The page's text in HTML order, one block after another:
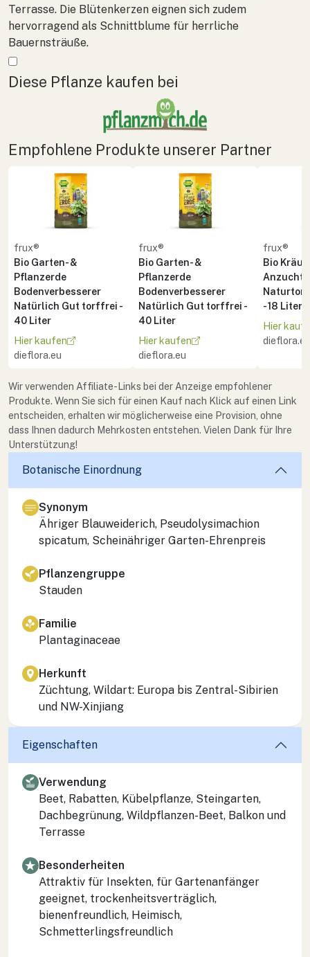
Terrasse. Die Blütenkerzen eignen sich zudem
hervorragend als Schnittblume für herrliche
Bauernsträuße.
Mehr anzeigen
Diese Pflanze kaufen bei
Empfohlene Produkte unserer Partner
frux®
Bio Garten- &
Pflanzerde
Bodenverbesserer
Natürlich Gut torffrei -
40 Liter
Hier kaufen
dieflora.eu
frux®
Bio Garten- &
Pflanzerde
Bodenverbesserer
Natürlich Gut torffrei -
40 Liter
Hier kaufen
dieflora.eu
frux®
Bio
Naturton
- 18 Liter
Hier
dieflora.eu
Wir verwenden Affiliate-Links bei der Anzeige empfohlener
Produkte. Wenn Sie sich für einen Kauf nach Klick auf einen Link
entscheiden, erhalten wir möglicherweise eine Provision, ohne
dass Ihnen dadurch Mehrkosten entstehen. Vielen Dank für Ihre
Unterstützung!
Botanische Einordnung
Synonym
Ähriger Blauweiderich, Pseudolysimachion
spicatum, Scheinähriger Garten-Ehrenpreis
Pflanzengruppe
Stauden
Familie
Plantaginaceae
Herkunft
Züchtung, Wildart: Europa bis Zentral-Sibirien
und NW-Xinjiang
Eigenschaften
Verwendung
Beet, Rabatten, Kübelpflanze, Steingarten,
Dachbegrünung, Wildpflanzen-Beet, Balkon und
Terrasse
Besonderheiten
Attraktiv für Insekten, für Gartenanfänger
geeignet, trockenheitsverträglich,
bienenfreundlich, Heimisch,
Schmetterlingsfreundlich